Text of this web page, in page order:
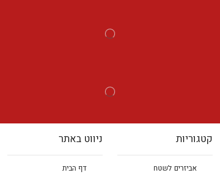
קטגוריות
אביזרים לשטח
ניווט באתר
דף הבית